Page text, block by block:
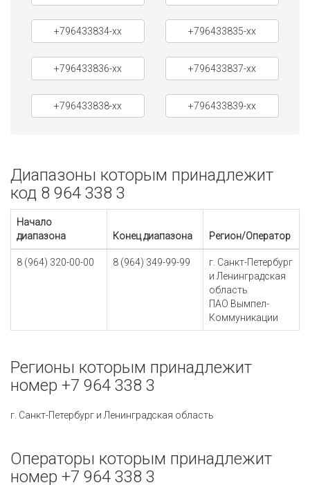
+796433834-xx +796433835-xx
+796433836-xx +796433837-xx
+796433838-xx +796433839-xx
Диапазоны которым принадлежит
код 8 964 338 3
Начало
диапазона
Конец диапазона Регион/Оператор
8 (964) 320-00-00 8 (964) 349-99-99
г. Санкт-Петербург
и Ленинградская
область
ПАО Вымпел-
Коммуникации
Регионы которым принадлежит
номер +7 964 338 3
г. Санкт-Петербург и Ленинградская область
Операторы которым принадлежит
номер +7 964 338 3